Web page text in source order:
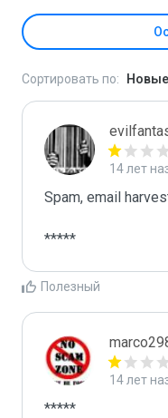
Сортировать по: Новые
14 лет
Spam, email
*****
Полезный
14 лет
*****